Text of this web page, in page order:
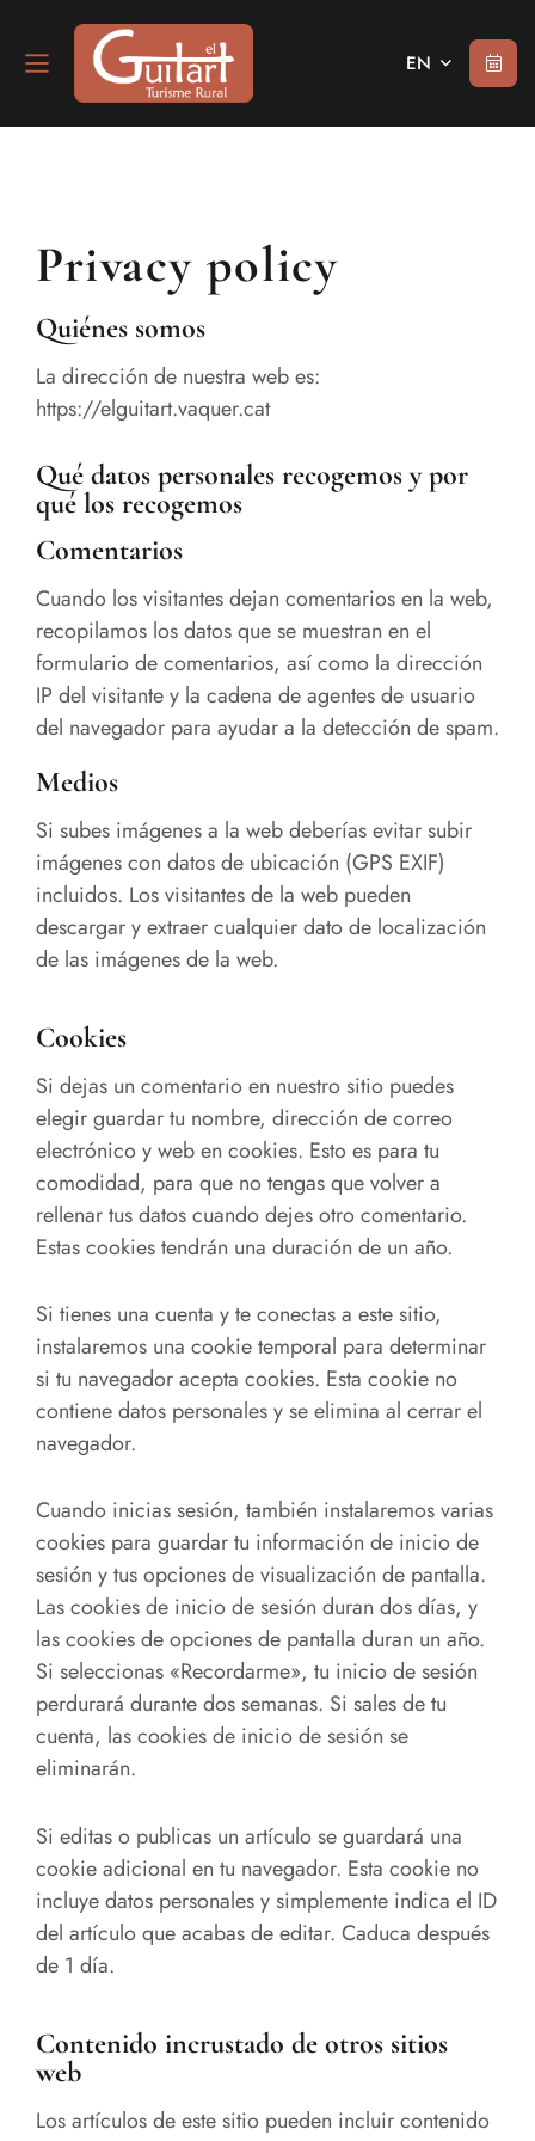
EN
Privacy policy
Quiénes somos
La dirección de nuestra web es:
https://elguitart.vaquer.cat
Qué datos personales recogemos y por
qué los recogemos
Comentarios
Cuando los visitantes dejan comentarios en la web,
recopilamos los datos que se muestran en el
formulario de comentarios, así como la dirección
IP del visitante y la cadena de agentes de usuario
del navegador para ayudar a la detección de spam.
Medios
Si subes imágenes a la web deberías evitar subir
imágenes con datos de ubicación (GPS EXIF)
incluidos. Los visitantes de la web pueden
descargar y extraer cualquier dato de localización
de las imágenes de la web.
Cookies
Si dejas un comentario en nuestro sitio puedes
elegir guardar tu nombre, dirección de correo
electrónico y web en cookies. Esto es para tu
comodidad, para que no tengas que volver a
rellenar tus datos cuando dejes otro comentario.
Estas cookies tendrán una duración de un año.
Si tienes una cuenta y te conectas a este sitio,
instalaremos una cookie temporal para determinar
si tu navegador acepta cookies. Esta cookie no
contiene datos personales y se elimina al cerrar el
navegador.
Cuando inicias sesión, también instalaremos varias
cookies para guardar tu información de inicio de
sesión y tus opciones de visualización de pantalla.
Las cookies de inicio de sesión duran dos días, y
las cookies de opciones de pantalla duran un año.
Si seleccionas «Recordarme», tu inicio de sesión
perdurará durante dos semanas. Si sales de tu
cuenta, las cookies de inicio de sesión se
eliminarán.
Si editas o publicas un artículo se guardará una
cookie adicional en tu navegador. Esta cookie no
incluye datos personales y simplemente indica el ID
del artículo que acabas de editar. Caduca después
de 1 día.
Contenido incrustado de otros sitios
web
Los artículos de este sitio pueden incluir contenido